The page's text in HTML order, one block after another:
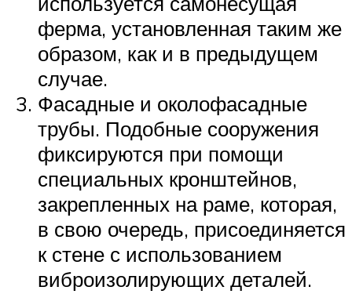
ферма, установленная таким же
образом, как и в предыдущем
случае.
Фасадные и околофасадные
трубы. Подобные сооружения
фиксируются при помощи
специальных кронштейнов,
закрепленных на раме, которая,
в свою очередь, присоединяется
к стене с использованием
виброизолирующих деталей.